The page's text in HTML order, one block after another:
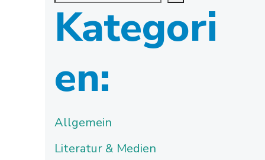
Kategori
en:
Allgemein
Literatur & Medien